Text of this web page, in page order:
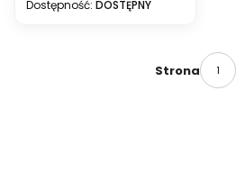
Dostępność: DOSTĘPNY
Strona